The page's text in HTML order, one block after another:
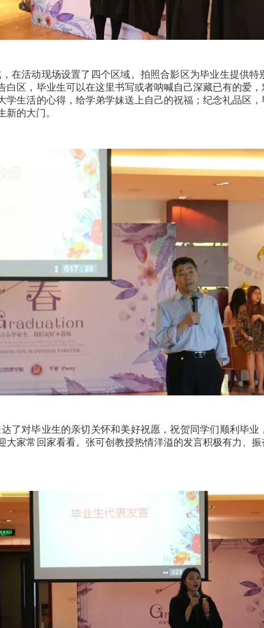
在活动现场设置了四个区域。拍照合影区为毕业生提供
白区，毕业生可以在这里书写或者呐喊自己深藏已有的爱
学生活的心得，给学弟学妹送上自己的祝福；纪念礼品区
的大门。
了对毕业生的亲切关怀和美好祝愿，祝贺同学们顺利毕
大家常回家看看。张可创教授热情洋溢的发言积极有力、